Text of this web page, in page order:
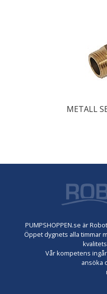
METALL
PUMPSHOPPEN.se är
Öppet dygnets alla timmar
Vår kompetens
ansöka